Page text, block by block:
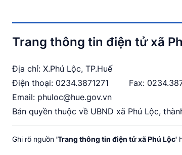
Trang thông tin điện tử xã
Địa chỉ: X.Phú Lộc, TP.Huế
Điện thoại: 0234.3871271
Fax:
Email: phuloc@hue.gov.vn
Bản quyền thuộc về UBND xã Phú Lộc,
Ghi rõ nguồn 'Trang thông tin điện tử xã Phú Lộc'